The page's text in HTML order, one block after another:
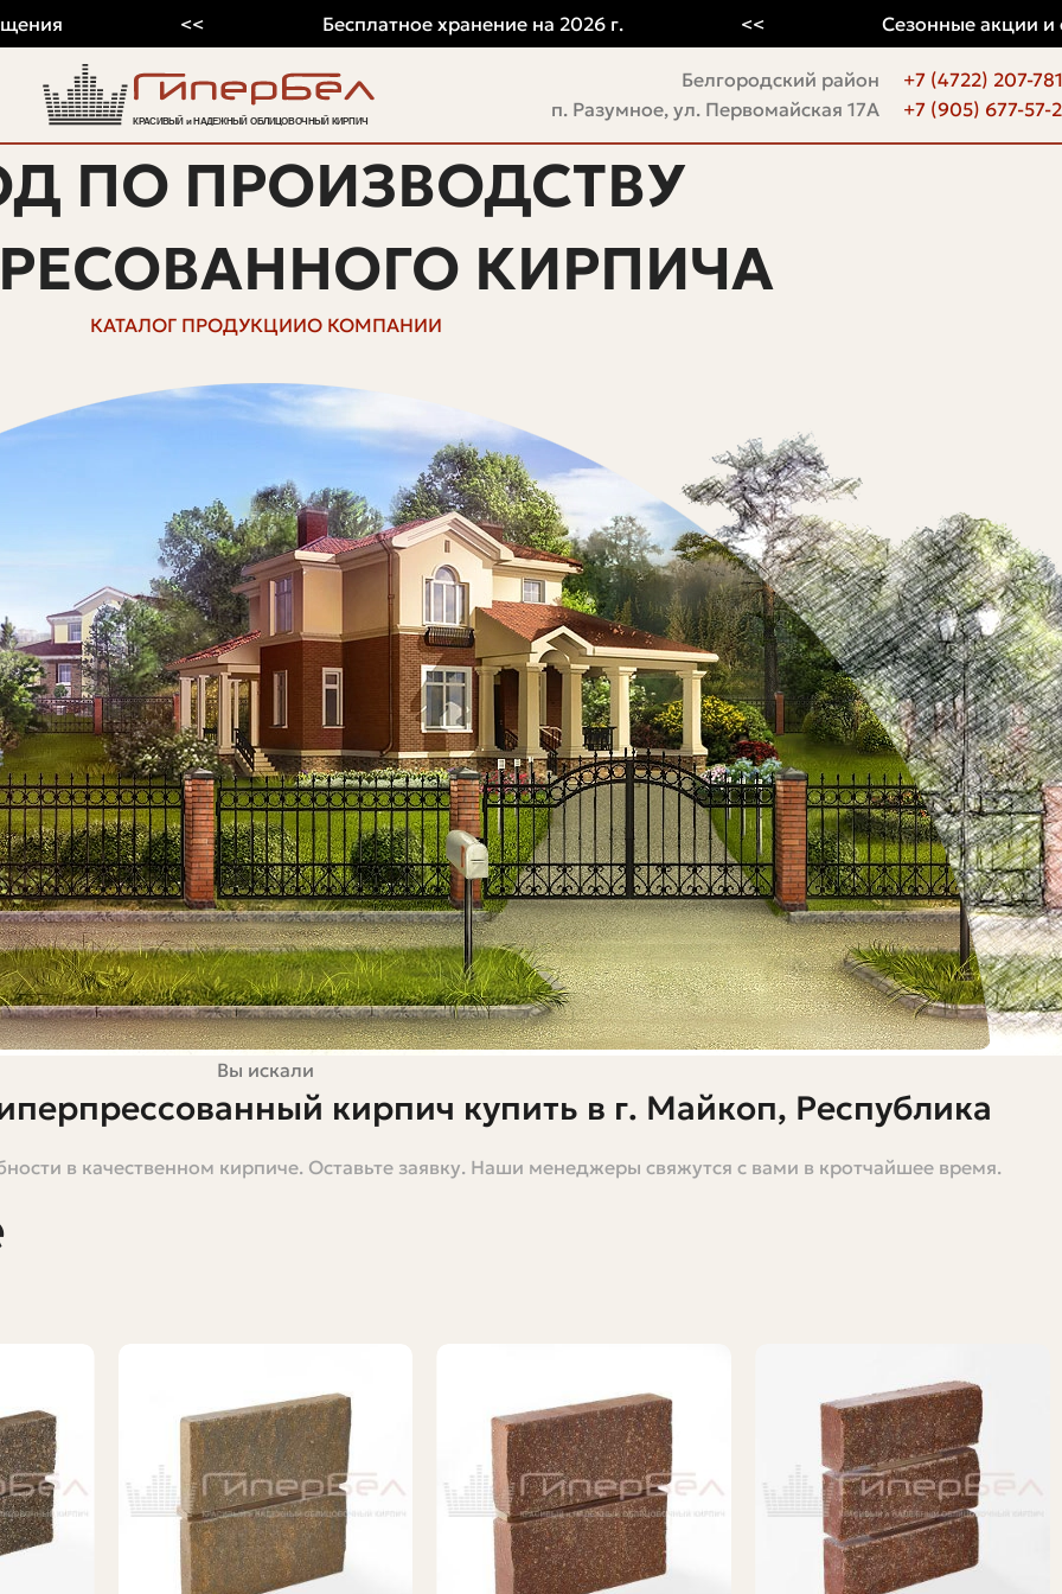
Белгородский район
п. Разумное, ул. Первомайская 17А
+7 (4722) 207-781
+7 (905) 677-57-
ПО ПРОИЗВОДСТВУ
КИРПИЧА
КАТАЛОГ ПРОДУКЦИИО КОМПАНИИ
Вы искали
кирпич купить в г. Майкоп, Республика
Адыгея.
стильную наружную отделку в Майкопе, то гиперпрессованный облицовочный кирпич может оказаться
и долговечно. В этой большой статье я постараюсь разложить по полочкам, что это за материал,
но с практическим прицелом — если вы читаете это между делом, через пару минут будете знать, где
кирпич
или сухопрессованным. Суть в технологии: щебеночно-цементная смесь с красителями и
в форму. После прессования заготовки набирают прочность при естественном или ускоренном
печи. За счет высокой плотности получают низкое водопоглощение и однородную структуру.
кирпич. Он отличается более ровной геометрией, чёткой фактурой и широкой палитрой цветов —
в качественном кирпиче. Оставьте заявку. Наши менеджеры свяжутся с вами в кротчайшее время.
Бесплатное хранение на 2026 г. Сезонные акции и